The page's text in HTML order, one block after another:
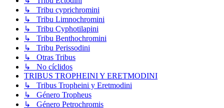
↳ Tribu cyprichromini
↳ Tribu Limnochromini
↳ Tribu Cyphotilapini
↳ Tribu Benthochromini
↳ Tribu Perissodini
↳ Otras Tribus
↳ No cíclidos
TRIBUS TROPHEINI Y ERETMODINI
↳ Tribus Tropheini y Eretmodini
↳ Género Tropheus
↳ Género Petrochromis